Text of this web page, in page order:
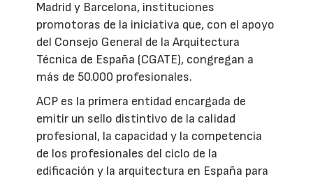
Madrid y Barcelona, instituciones
promotoras de la iniciativa que, con el apoyo
del Consejo General de la Arquitectura
Técnica de España (CGATE), congregan a
más de 50.000 profesionales.
ACP es la primera entidad encargada de
emitir un sello distintivo de la calidad
profesional, la capacidad y la competencia
de los profesionales del ciclo de la
edificación y la arquitectura en España para